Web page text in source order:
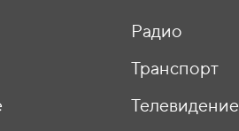
Радио
Транспорт
Телевидение